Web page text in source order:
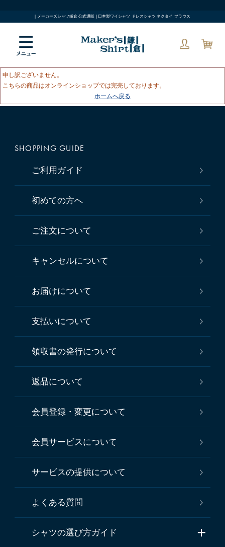
| メーカーズシャツ鎌倉 公式通販 | 日本製ワイシャツ ドレスシャツ ネクタイ ブラウス
申し訳ございません。
こちらの商品はオンラインショップでは完売しております。
ホームへ戻る
SHOPPING GUIDE
ご利用ガイド
初めての方へ
ご注文について
キャンセルについて
お届けについて
支払いについて
領収書の発行について
返品について
会員登録・変更について
会員サービスについて
サービスの提供について
よくある質問
シャツの選び方ガイド